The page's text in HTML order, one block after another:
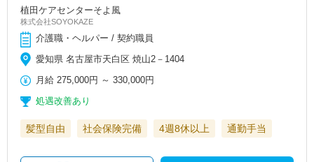
植田ケアセンターそよ風
株式会社SOYOKAZE
介護職・ヘルパー / 契約職員
愛知県 名古屋市天白区 焼山2－1404
月給 275,000円 ～330,000円
処遇改善あり
髪型自由 社会保険完備 4週8休以上 通勤手当